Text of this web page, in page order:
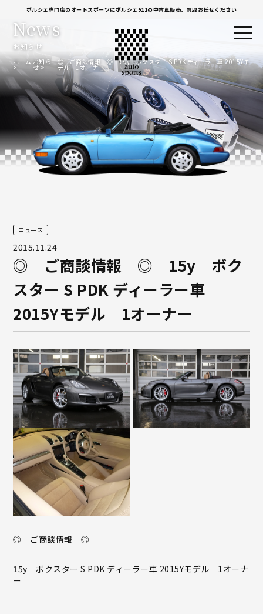
ポルシェ専門店のオートスポーツにポルシェ911の中古車販売、買取お任せください
お知らせ
News
ホームお知ら
せ
◎ ご商談情報 ◎ 15y ボクスター S PDK ディーラー車 2015Yモ
デル 1オーナー
ニュース
2015.11.24
◎ ご商談情報 ◎ 15y ボク
スター S PDK ディーラー車
2015Yモデル 1オーナー
◎ ご商談情報 ◎
15y ボクスター S PDK ディーラー車 2015Yモデル 1オーナ
ー